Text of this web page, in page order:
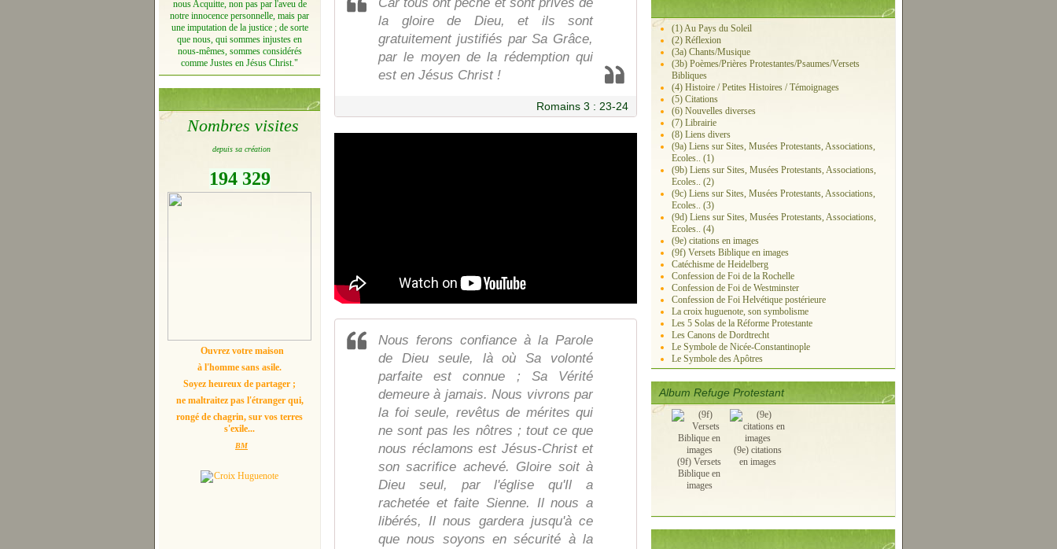
nous Acquitte, non pas par l'aveu de
notre innocence personnelle, mais par
une imputation de la justice ; de sorte
que nous, qui sommes injustes en
nous-mêmes, sommes considérés
comme Justes en Jésus Christ."
Nombres visites
depuis sa création
194 329
Ouvrez votre maison
à l'homme sans asile.
Soyez heureux de partager ;
ne maltraitez pas l'étranger qui,
rongé de chagrin, sur vos terres
s'exile...
BM
la gloire de Dieu, et ils sont
gratuitement justifiés par Sa Grâce,
par le moyen de la rédemption qui
est en Jésus Christ !
Romains 3 : 23-24
Nous ferons confiance à la Parole
de Dieu seule, là où Sa volonté
parfaite est connue ; Sa Vérité
demeure à jamais. Nous vivrons par
la foi seule, revêtus de mérites qui
ne sont pas les nôtres ; tout ce que
nous réclamons est Jésus-Christ et
son sacrifice achevé. Gloire soit à
Dieu seul, par l'église qu'Il a
rachetée et faite Sienne. Il nous a
libérés, Il nous gardera jusqu'à ce
que nous soyons en sécurité à la
(1) Au Pays du Soleil
(2) Réflexion
(3a) Chants/Musique
(3b) Poèmes/Prières Protestantes/Psaumes/Versets
Bibliques
(4) Histoire / Petites Histoires / Témoignages
(5) Citations
(6) Nouvelles diverses
(7) Librairie
(8) Liens divers
(9a) Liens sur Sites, Musées Protestants, Associations,
Ecoles.. (1)
(9b) Liens sur Sites, Musées Protestants, Associations,
Ecoles.. (2)
(9c) Liens sur Sites, Musées Protestants, Associations,
Ecoles.. (3)
(9d) Liens sur Sites, Musées Protestants, Associations,
Ecoles.. (4)
(9e) citations en images
(9f) Versets Biblique en images
Catéchisme de Heidelberg
Confession de Foi de la Rochelle
Confession de Foi de Westminster
Confession de Foi Helvétique postérieure
La croix huguenote, son symbolisme
Les 5 Solas de la Réforme Protestante
Les Canons de Dordtrecht
Le Symbole de Nicée-Constantinople
Le Symbole des Apôtres
Album Refuge Protestant
(9f) Versets
Biblique en
images
(9e) citations
en images